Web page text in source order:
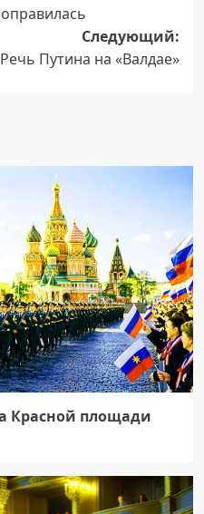
Следующий:
Речь Путина на «Валдае»
Красной площади